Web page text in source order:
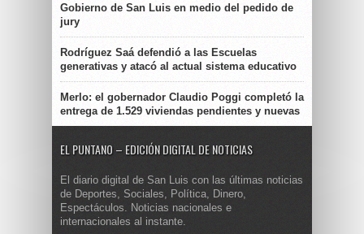
Gobierno de San Luis en medio del pedido de
jury
Rodríguez Saá defendió a las Escuelas
generativas y atacó al actual sistema educativo
Merlo: el gobernador Claudio Poggi completó la
entrega de 1.529 viviendas pendientes y nuevas
EL PUNTANO – EDICIÓN DIGITAL DE NOTICIAS
El diario digital de San Luis con las últimas noticias
de Deportes, Sociales, Política, Dinero,
Espectáculos. Noticias nacionales e
internacionales al instante.